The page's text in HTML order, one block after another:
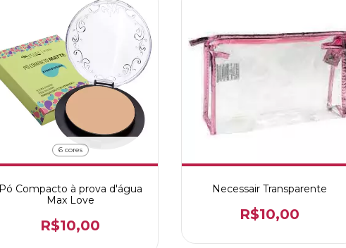
6 cores
Pó Compacto à prova d'água
Max Love
R$10,00
Necessair Transparente
R$10,00